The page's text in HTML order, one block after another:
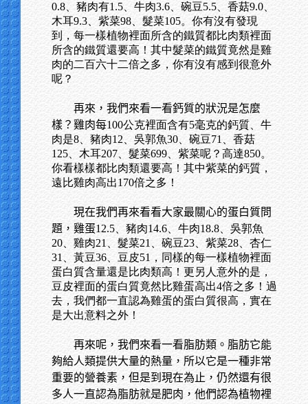
0.8、豬肉有1.5、牛肉3.6、碗豆5.5、香菇9.0、
木耳9.3、紫菜98、髮菜105。你有沒有發現
到，每一樣植物裡面所含的鐵質都比肉類裡面
所含的鐵質還要高！其中髮菜的鐵質竟然是雞
肉的二百六十二倍之多，你有沒有感到很意外
呢？
再來，我們來看一看鈣質的狀況是怎麼
樣？雞肉每100公克裡面含有5毫克的鈣質、牛
肉是8、豬肉12、吳郭魚30、碗豆71、香菇
125、木耳207、髮菜699、紫菜呢？高達850。
你看樣樣都比肉類還要高！其中紫菜的鈣質，
遠比雞肉高出170倍之多！
現在我們再來看看大家最關心的蛋白質問
題，雞蛋12.5、豬肉14.6、牛肉18.8、吳郭魚
20、雞肉21、髮菜21、碗豆23、紫菜28、杏仁
31、黃豆36、豆皮51，同樣的每一樣植物裡面
蛋白質含量還是比肉類高！更另人意外的是，
豆皮裡面的蛋白質竟然比雞蛋高出4倍之多！過
去，我們都一直認為雞蛋的蛋白質很高，實在
是大出意料之外！
再來呢，我們來看一看脂肪類。脂肪它能
夠給人類提供大量的熱量，所以它是一種非常
重要的營養素，但是到現在為止，仍然還有很
多人一直認為脂肪就是肥肉，他們認為植物裡